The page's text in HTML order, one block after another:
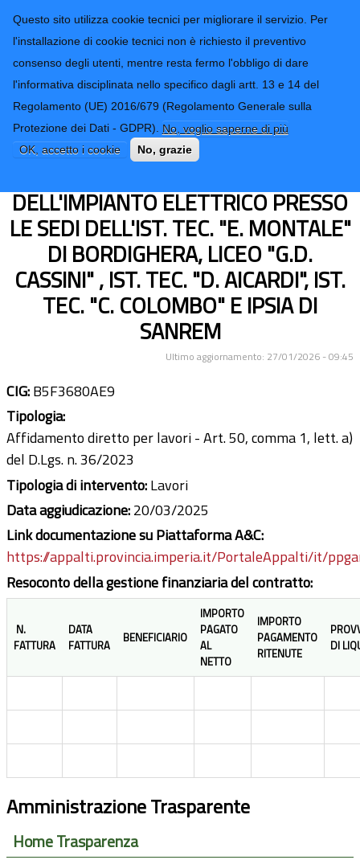
Questo sito utilizza cookie tecnici per migliorare il servizio. Per
l'installazione di cookie tecnici non è richiesto il preventivo
consenso degli utenti, mentre resta fermo l'obbligo di dare
l'informativa disciplinata nello specifico dagli artt. 13 e 14 del
Regolamento (UE) 2016/679 (Regolamento Generale sulla
Protezione dei Dati - GDPR). No, voglio saperne di più
OK, accetto i cookie
No, grazie
Provincia di
Imperia
CONTATTI-URP
TRASPARENZA
Form di ricerca
LAVORI DI MANUTENZIONE PER LA
SOSTITUZIONE DELLE LAMPADE
DELL'IMPIANTO ELETTRICO PRESSO
LE SEDI DELL'IST. TEC. "E. MONTALE"
DI BORDIGHERA, LICEO "G.D.
CASSINI" , IST. TEC. "D. AICARDI", IST.
TEC. "C. COLOMBO" E IPSIA DI
SANREM
Ultimo aggiornamento: 27/01/2026 - 09:45
CIG:B5F3680AE9
Tipologia:
Affidamento diretto per lavori - Art. 50, comma 1, lett. a)
del D.Lgs. n. 36/2023
Tipologia di intervento:Lavori
Data aggiudicazione:20/03/2025
Link documentazione su Piattaforma A&C:
https://appalti.provincia.imperia.it/PortaleAppalti/it/
Resoconto della gestione finanziaria del contratto:
N.
FATTURA
DATA
FATTURA
BENEFICIARIO
IMPORTO
PAGATO
AL
NETTO
IMPORTO
PAGAMENTO
RITENUTE
DI
Amministrazione Trasparente
Home Trasparenza